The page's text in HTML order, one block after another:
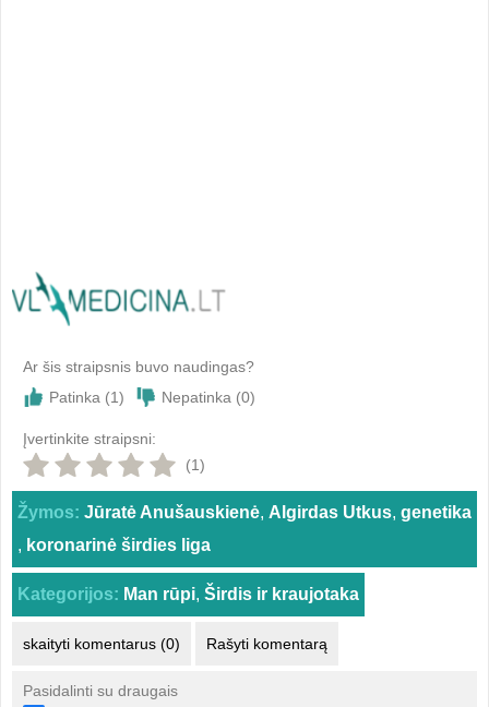
Ar šis straipsnis buvo naudingas?
Patinka (1) Nepatinka (0)
Įvertinkite straipsni:
(1)
Žymos: Jūratė Anušauskienė, Algirdas Utkus, genetika
, koronarinė širdies liga
Kategorijos: Man rūpi, Širdis ir kraujotaka
skaityti komentarus (0) Rašyti komentarą
Pasidalinti su draugais